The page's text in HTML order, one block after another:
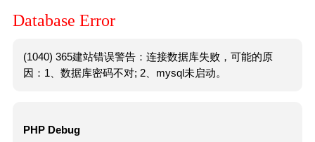
Database Error
(1040) 365建站错误警告：连接数据库失败，可能的原
因：1、数据库密码不对; 2、mysql未启动。
PHP Debug